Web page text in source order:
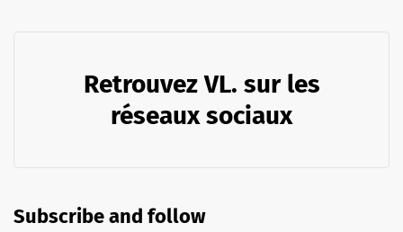
Retrouvez VL. sur les
réseaux sociaux
Subscribe and follow